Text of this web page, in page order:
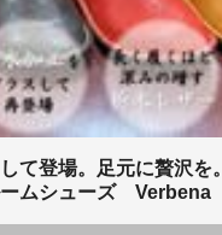
て登場。足元に贅沢を
ームシューズ Verbena